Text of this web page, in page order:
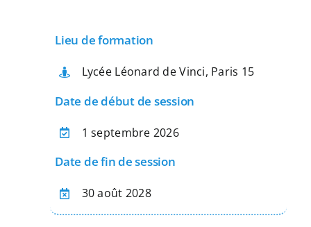
Bilan de Compétences
Notre Réseau
Lieu de formation
Lycée Léonard de Vinci, Paris 15
Date de début de session
1 septembre 2026
Date de fin de session
30 août 2028